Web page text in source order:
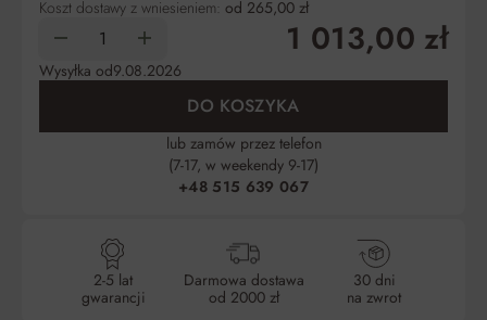
Koszt dostawy z wniesieniem: od 265,00 zł
1 013,00 zł
Wysyłka od9.08.2026
DO KOSZYKA
lub zamów przez telefon
(7-17, w weekendy 9-17)
+48 515 639 067
2-5 lat
gwarancji
Darmowa dostawa
od 2000 zł
30 dni
na zwrot